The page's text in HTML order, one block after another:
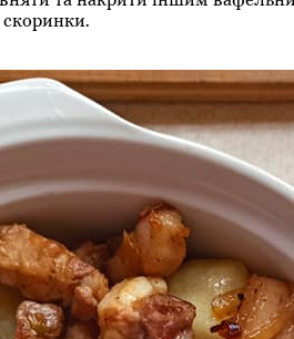
скоринки.